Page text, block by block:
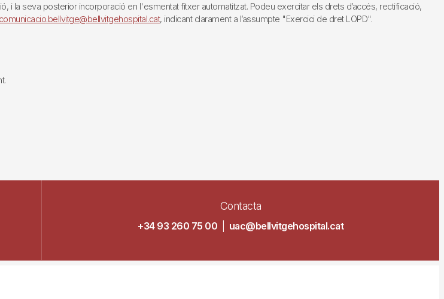
la seva posterior incorporació en l'esmentat fitxer automatitzat. Podeu exercitar els drets d’accés, rectificació,
comunicacio.bellvitge@bellvitgehospital.cat, indicant clarament a l’assumpte "Exercici de dret LOPD".
Contacta
+34 93 260 75 00 uac@bellvitgehospital.cat